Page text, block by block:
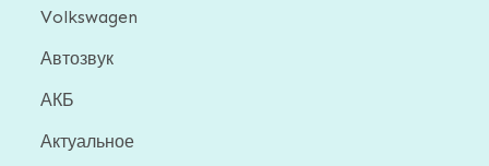
Volkswagen
Автозвук
АКБ
Актуальное